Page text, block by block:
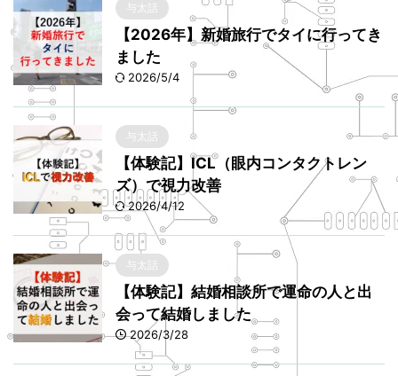
与太話
【2026年】新婚旅行でタイに行ってき
ました
2026/5/4
与太話
【体験記】ICL（眼内コンタクトレン
ズ）で視力改善
2026/4/12
与太話
【体験記】結婚相談所で運命の人と出
会って結婚しました
2026/3/28